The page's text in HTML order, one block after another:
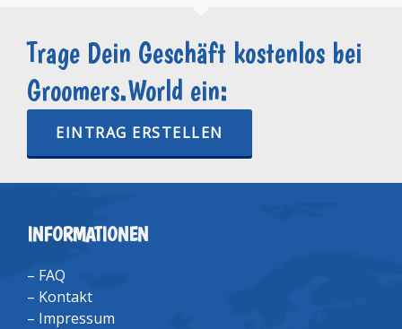
Trage Dein Geschäft kostenlos bei
Groomers.World ein:
EINTRAG ERSTELLEN
INFORMATIONEN
– FAQ
– Kontakt
– Impressum